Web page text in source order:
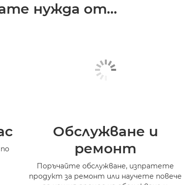
нужда от...
Обслужване и
ремонт
Поръчайте обслужване, изпратете
продукт за ремонт или научете повече